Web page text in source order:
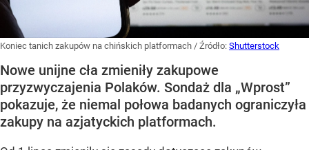
Koniec tanich zakupów na chińskich platformach / Źródło: Shutterstock
Nowe unijne cła zmieniły zakupowe
przyzwyczajenia Polaków. Sondaż dla „Wprost”
pokazuje, że niemal połowa badanych ograniczyła
zakupy na azjatyckich platformach.